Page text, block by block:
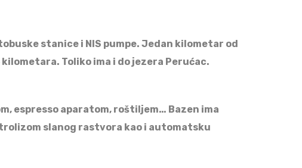
stanice i NIS pumpe. Jedan kilometar od
Toliko ima i do jezera Perućac.
espresso aparatom, roštiljem… Bazen ima
slanog rastvora kao i automatsku